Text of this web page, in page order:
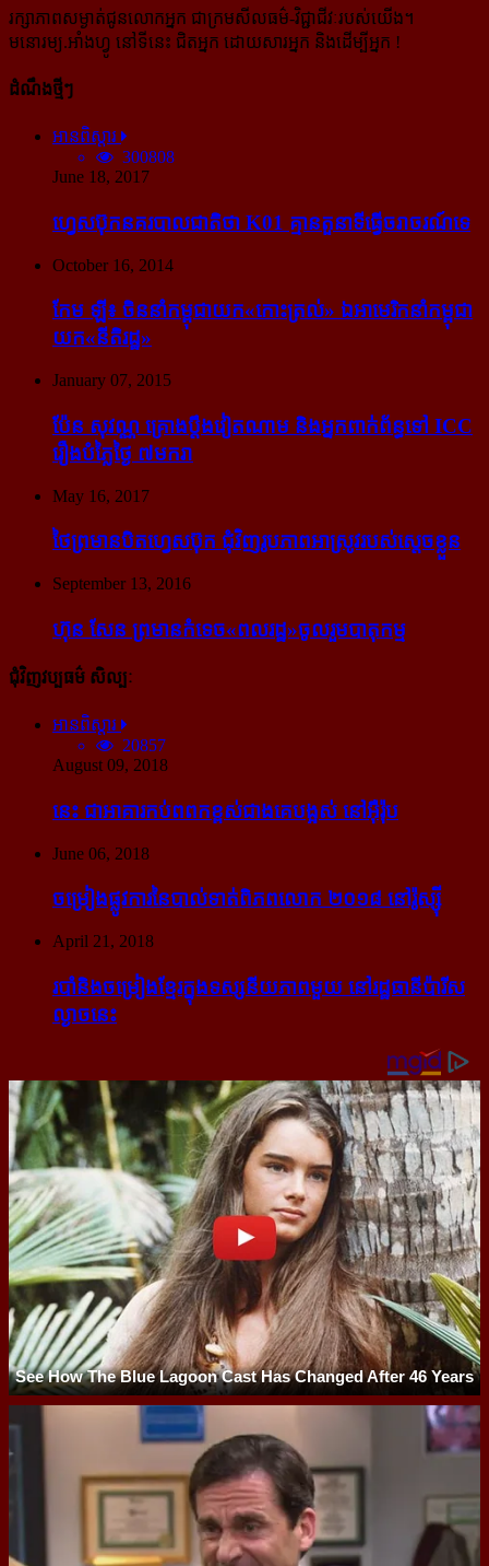
រក្សាភាពសម្ងាត់ជូនលោកអ្នក ជាក្រមសីលធម៌-​វិជ្ជាជីវៈ​របស់យើង។
មនោរម្យ.អាំងហ្វូ នៅទីនេះ ជិតអ្នក ដោយសារអ្នក និងដើម្បីអ្នក !
ដំណឹងថ្មីៗ
អានពិស្ដារ
300808
June 18, 2017
ហ្វេសប៊ុក​នគរបាល​ជាតិ​ថា K01 គ្មាន​តួនាទី​ធ្វើ​ចរាចរណ៍​ទេ
October 16, 2014
កែម ឡី៖ ចិន​នាំ​កម្ពុជា​យក​«កោះ​ត្រល់» ឯ​អាមេរិក​នាំ​កម្ពុជា​
យក​«នីតិរដ្ឋ»
January 07, 2015
ប៉ែន សុវណ្ណ គ្រោង​ប្តឹង​វៀតណាម និង​អ្នក​ពាក់​ព័ន្ធ​ទៅ ICC
រឿង​បំភ្លៃ​ថ្ងៃ ៧​មករា
May 16, 2017
ថៃ​ព្រមាន​បិត​ហ្វេសប៊ុក ជុំ​វិញ​រូបភាព​អាស្រូវ​របស់​ស្ដេច​ខ្លួន
September 13, 2016
ហ៊ុន សែន ព្រមាន​កំទេច​«ពលរដ្ឋ»​ចូលរួម​បាតុកម្ម
ជុំវិញវប្បធម៌ សិល្បៈ
អានពិស្ដារ
20857
August 09, 2018
នេះ ជា​អាគារ​កប់​ពពក​ខ្ពស់​ជាង​គេ​បង្អស់ នៅ​អ៊ឺរ៉ុប
June 06, 2018
ចម្រៀង​ផ្លូវការ​នៃ​បាល់ទាត់​ពិភពលោក ២០១៨ នៅ​រ៉ូស្ស៊ី
April 21, 2018
របាំ​និង​ចម្រៀង​ខ្មែរ​ក្នុង​ទស្សនីយភាព​មួយ នៅ​រដ្ឋធានី​ប៉ារីស​
ល្ងាច​នេះ